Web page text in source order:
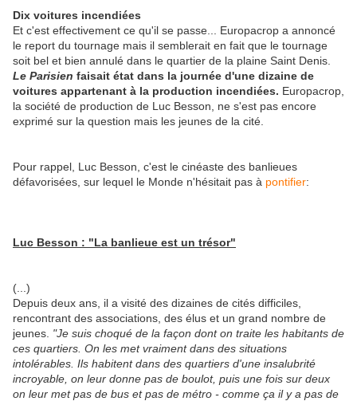
Dix voitures incendiées
Et c'est effectivement ce qu'il se passe... Europacrop a annoncé
le report du tournage mais il semblerait en fait que le tournage
soit bel et bien annulé dans le quartier de la plaine Saint Denis.
Le Parisien faisait état dans la journée d'une dizaine de
voitures appartenant à la production incendiées. Europacrop,
la société de production de Luc Besson, ne s'est pas encore
exprimé sur la question mais les jeunes de la cité.
Pour rappel, Luc Besson, c'est le cinéaste des banlieues
défavorisées, sur lequel le Monde n'hésitait pas à pontifier:
Luc Besson : "La banlieue est un trésor"
(...)
Depuis deux ans, il a visité des dizaines de cités difficiles,
rencontrant des associations, des élus et un grand nombre de
jeunes. "Je suis choqué de la façon dont on traite les habitants de
ces quartiers. On les met vraiment dans des situations
intolérables. Ils habitent dans des quartiers d'une insalubrité
incroyable, on leur donne pas de boulot, puis une fois sur deux
on leur met pas de bus et pas de métro - comme ça il y a pas de